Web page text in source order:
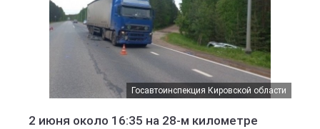
Госавтоинспекция Кировской области
2 июня около 16:35 на 28-м километре